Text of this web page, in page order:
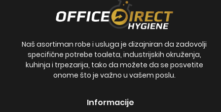
Naš asortiman robe i usluga je dizajniran da zadovolji
specifične potrebe toaleta, industrijskih okruženja,
kuhinja i trpezarija, tako da možete da se posvetite
onome što je važno u vašem poslu.
Informacije